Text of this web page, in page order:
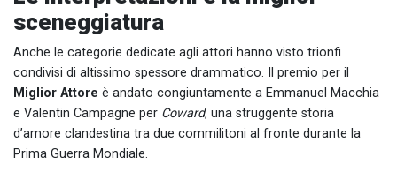
sceneggiatura
Anche le categorie dedicate agli attori hanno visto trionfi
condivisi di altissimo spessore drammatico. Il premio per il
Miglior Attore è andato congiuntamente a Emmanuel Macchia
e Valentin Campagne per Coward, una struggente storia
d’amore clandestina tra due commilitoni al fronte durante la
Prima Guerra Mondiale.